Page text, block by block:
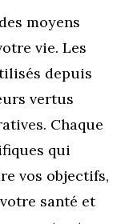
moyens
vie. Les
depuis
vertus
Chaque
qui
vos objectifs,
santé et